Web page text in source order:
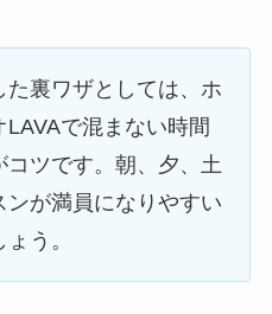
裏ワザとしては、ホ
LAVAで混まない時間
ツです。朝、夕、土
ンが満員になりやすい
う。